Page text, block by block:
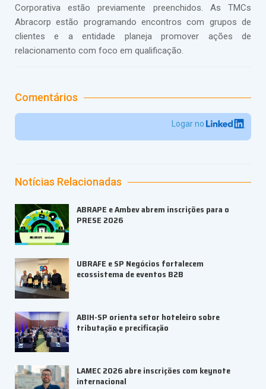
Corporativa estão previamente preenchidos. As TMCs
Abracorp estão programando encontros com grupos de
clientes e a entidade planeja promover ações de
relacionamento com foco em qualificação.
Comentários
Logar no
Notícias Relacionadas
ABRAPE e Ambev abrem inscrições para o
PRESE 2026
UBRAFE e SP Negócios fortalecem
ecossistema de eventos B2B
ABIH-SP orienta setor hoteleiro sobre
tributação e precificação
LAMEC 2026 abre inscrições com keynote
internacional